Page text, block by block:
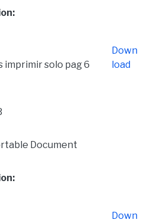
imprimir solo pag 6
Document
Down
load
Down